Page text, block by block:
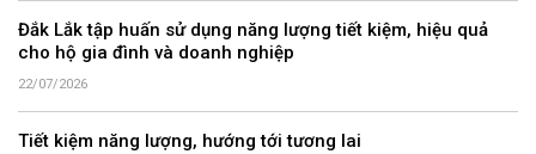
Đắk Lắk tập huấn sử dụng năng lượng tiết kiệm, hiệu quả
cho hộ gia đình và doanh nghiệp
22/07/2026
Tiết kiệm năng lượng, hướng tới tương lai